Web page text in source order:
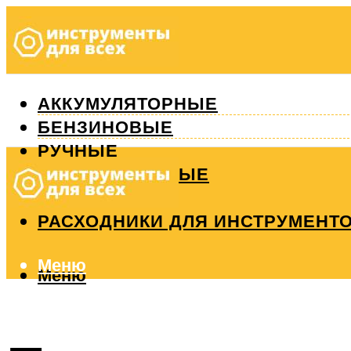
АККУМУЛЯТОРНЫЕ
БЕНЗИНОВЫЕ
РУЧНЫЕ
ИЗМЕРИТЕЛЬНЫЕ
РЕМОНТ
РАСХОДНИКИ ДЛЯ
Меню
Меню